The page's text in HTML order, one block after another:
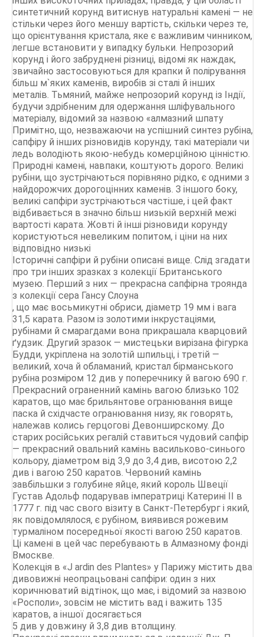
синтетичний корунд витиснув натуральні камені — не
стільки через його меншу вартість, скільки через те,
що орієнтування кристала, яке є важливим чинником,
легше встановити у випадку бульки. Непрозорий
корунд і його забруднені різниці, відомі як наждак,
звичайно застосовуються для крапки й полірування
більш м`яких каменів, виробів зі сталі й інших
металів. Тьмяний, майже непрозорий корунд із Індії,
будучи здрібненим для одержання шліфувального
матеріалу, відомий за назвою «алмазний шпату
Примітно, що, незважаючи на успішний синтез рубіна,
сапфіру й інших різновидів корунду, такі матеріали чи
ледь володіють якою-небудь комерційною цінністю.
Природні камені, навпаки, коштують дорого. Великі
рубіни, що зустрічаються порівняно рідко, є одними з
найдорожчих дорогоцінних каменів. З іншого боку,
великі сапфіри зустрічаються частіше, і цей факт
відбивається в значно більш низькій верхній межі
вартості карата. Жовті й інші різновиди корунду
користуються невеликим попитом, і ціни на них
відповідно низькі
Історичні сапфіри й рубіни описані вище. Слід згадати
про три інших зразках з колекції Британського
музею. Перший з них — прекрасна сапфірна троянда
з колекції сера Гансу Слоуна
, що має восьмикутні обриси, діаметр 19 мм і вага
31,5 карата. Разом із золотими інкрустаціями,
рубінами й смарагдами вона прикрашала кварцовий
ґудзик. Другий зразок — мистецьки вирізана фігурка
Будди, укріплена на золотій шпильці, і третій —
великий, хоча й обламаний, кристал бірманського
рубіна розміром 12 див у поперечнику й вагою 690 г.
Прекрасний ограненний камінь вагою близько 102
каратов, що має брильянтове огранювання вище
паска й східчасте огранювання низу, як говорять,
належав колись герцогові Девонширскому. До
старих російських регалій ставиться чудовий сапфір
— прекрасний овальний камінь васильково-синього
кольору, діаметром від 3,9 до 3,4 див, висотою 2,2
див і вагою 250 каратов. Червоний камінь
завбільшки з голубине яйце, який король Швеції
Густав Адольф подарував імператриці Катерині II в
1777 г. під час свого візиту в Санкт-Петербург і який,
як повідомлялося, є рубіном, виявився рожевим
турмаліном посередньої якості вагою 250 каратов.
Ці камені в цей час перебувають в Алмазному фонді
Вмоскве.
Колекція в «J ardin des Plantes» у Парижу містить два
дивовижні неопрацьовані сапфіри: один з них
коричнюватий відтінок, що має, і відомий за назвою
«Росполи», зовсім не містить вад і важить 135
каратов, а іншої досягається
5 див у довжину й 3,8 див втолщину.